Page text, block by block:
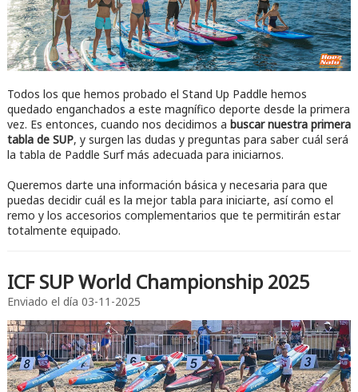
Todos los que hemos probado el Stand Up Paddle hemos
quedado enganchados a este magnífico deporte desde la primera
vez. Es entonces, cuando nos decidimos a buscar nuestra primera
tabla de SUP, y surgen las dudas y preguntas para saber cuál será
la tabla de Paddle Surf más adecuada para iniciarnos.
Queremos darte una información básica y necesaria para que
puedas decidir cuál es la mejor tabla para iniciarte, así como el
remo y los accesorios complementarios que te permitirán estar
totalmente equipado.
ICF SUP World Championship 2025
Enviado el día 03-11-2025